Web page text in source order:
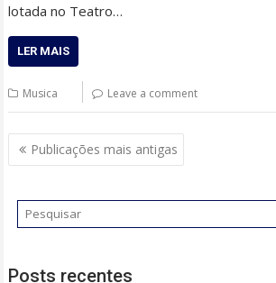
lotada no Teatro…
LER MAIS
Musica Leave a comment
Navegação
por
Publicações mais antigas
Posts recentes